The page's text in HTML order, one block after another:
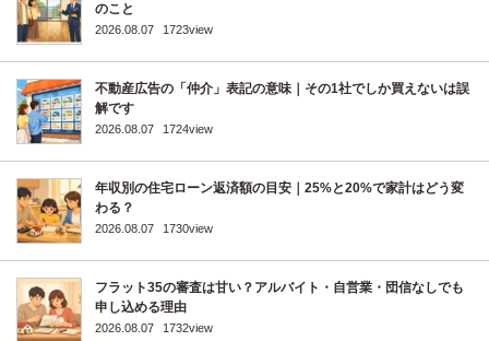
のこと
2026.08.07 1723view
不動産広告の「仲介」表記の意味｜その1社でしか買えないは誤
解です
2026.08.07 1724view
年収別の住宅ローン返済額の目安｜25%と20%で家計はどう変
わる？
2026.08.07 1730view
フラット35の審査は甘い？アルバイト・自営業・団信なしでも
申し込める理由
2026.08.07 1732view